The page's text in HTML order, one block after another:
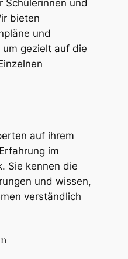
Schülerinnen und
bieten
und
um gezielt auf die
auf ihrem
im
Sie kennen die
und wissen,
verständlich